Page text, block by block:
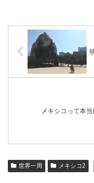
メキシコって本
世界一周 メキシコ2